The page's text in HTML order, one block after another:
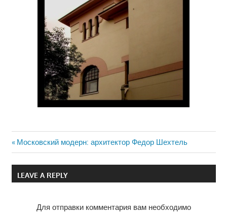
Навигация
по
Previous
Post:
Московский модерн: архитектор Федор Шехтель
LEAVE A REPLY
Для отправки комментария вам необходимо